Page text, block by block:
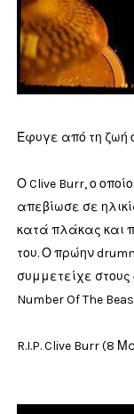
Έφυγε από τη ζωή
Ο Clive Burr, ο
απεβίωσε σε
κατά πλάκας και
του. Ο πρώην
συμμετείχε στους
Number Of The
R.I.P. Clive Burr (8